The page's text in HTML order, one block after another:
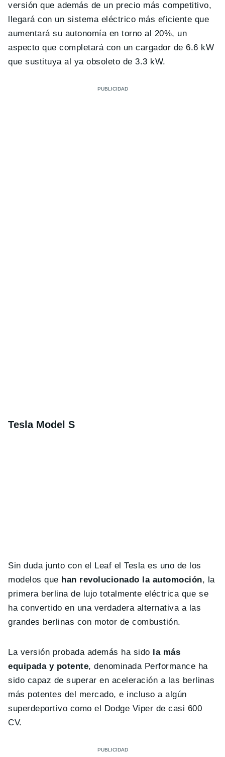
versión que además de un precio más competitivo,
llegará con un sistema eléctrico más eficiente que
aumentará su autonomía en torno al 20%, un
aspecto que completará con un cargador de 6.6 kW
que sustituya al ya obsoleto de 3.3 kW.
Tesla Model S
Sin duda junto con el Leaf el Tesla es uno de los
modelos que han revolucionado la automoción, la
primera berlina de lujo totalmente eléctrica que se
ha convertido en una verdadera alternativa a las
grandes berlinas con motor de combustión.
La versión probada además ha sido la más
equipada y potente, denominada Performance ha
sido capaz de superar en aceleración a las berlinas
más potentes del mercado, e incluso a algún
superdeportivo como el Dodge Viper de casi 600
CV.